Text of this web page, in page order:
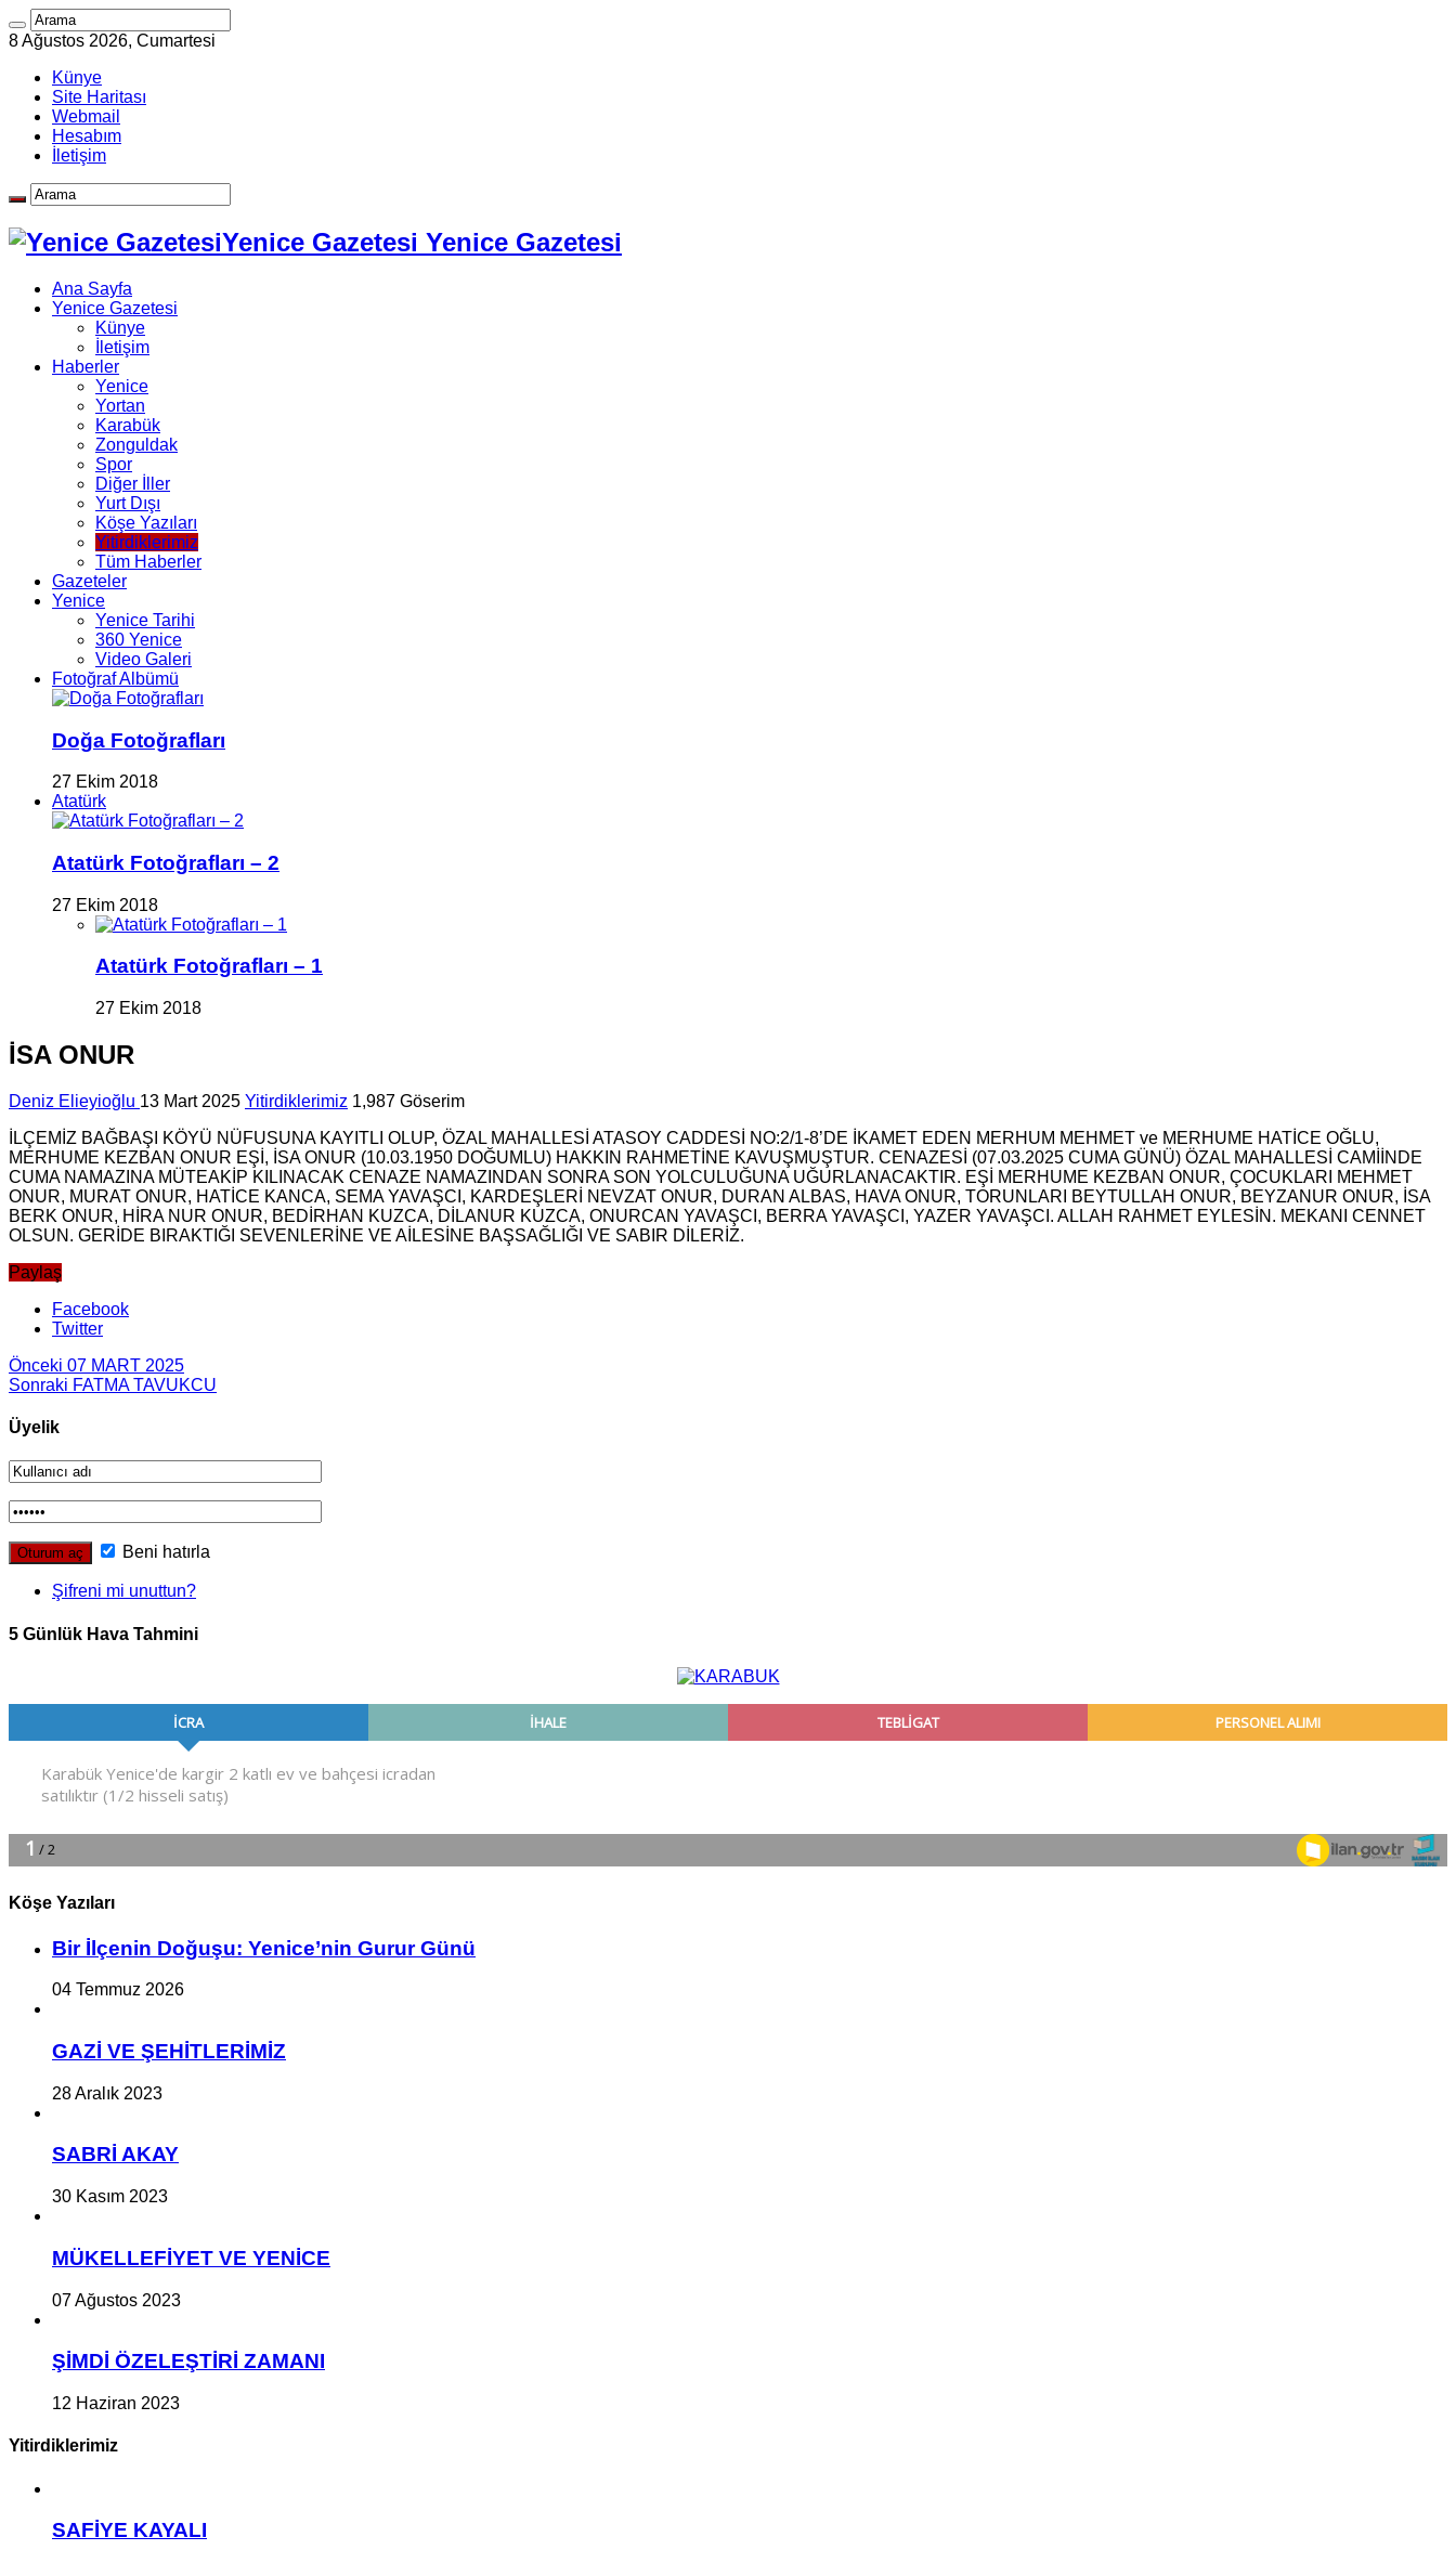
8 Ağustos 2026, Cumartesi
Künye
Site Haritası
Webmail
Hesabım
İletişim
Yenice Gazetesi Yenice Gazetesi
Ana Sayfa
Yenice Gazetesi
Künye
İletişim
Haberler
Yenice
Yortan
Karabük
Zonguldak
Spor
Diğer İller
Yurt Dışı
Köşe Yazıları
Yitirdiklerimiz
Tüm Haberler
Gazeteler
Yenice
Yenice Tarihi
360 Yenice
Video Galeri
Fotoğraf Albümü
Doğa Fotoğrafları
27 Ekim 2018
Atatürk
Atatürk Fotoğrafları – 2
27 Ekim 2018
Atatürk Fotoğrafları – 1
27 Ekim 2018
İSA ONUR
Deniz Elieyioğlu 13 Mart 2025 Yitirdiklerimiz 1,987 Göserim
İLÇEMİZ BAĞBAŞI KÖYÜ NÜFUSUNA KAYITLI OLUP, ÖZAL MAHALLESİ ATASOY CADDESİ NO:2/1-8’DE İKAMET EDEN MERHUM MEHMET ve MERHUME HATİCE OĞLU,
MERHUME KEZBAN ONUR EŞİ, İSA ONUR (10.03.1950 DOĞUMLU) HAKKIN RAHMETİNE KAVUŞMUŞTUR. CENAZESİ (07.03.2025 CUMA GÜNÜ) ÖZAL MAHALLESİ CAMİİNDE
CUMA NAMAZINA MÜTEAKİP KILINACAK CENAZE NAMAZINDAN SONRA SON YOLCULUĞUNA UĞURLANACAKTIR. EŞİ MERHUME KEZBAN ONUR, ÇOCUKLARI MEHMET
ONUR, MURAT ONUR, HATİCE KANCA, SEMA YAVAŞCI, KARDEŞLERİ NEVZAT ONUR, DURAN ALBAS, HAVA ONUR, TORUNLARI BEYTULLAH ONUR, BEYZANUR ONUR, İSA
BERK ONUR, HİRA NUR ONUR, BEDİRHAN KUZCA, DİLANUR KUZCA, ONURCAN YAVAŞCI, BERRA YAVAŞCI, YAZER YAVAŞCI. ALLAH RAHMET EYLESİN. MEKANI CENNET
OLSUN. GERİDE BIRAKTIĞI SEVENLERİNE VE AİLESİNE BAŞSAĞLIĞI VE SABIR DİLERİZ.
Paylaş
Facebook
Twitter
Önceki 07 MART 2025
Sonraki FATMA TAVUKCU
Üyelik
Beni hatırla
Şifreni mi unuttun?
5 Günlük Hava Tahmini
Köşe Yazıları
Bir İlçe­nin Do­ğu­şu: Ye­ni­ce’nin Gurur Günü
04 Temmuz 2026
GAZİ VE ŞEHİTLERİMİZ
28 Aralık 2023
SABRİ AKAY
30 Kasım 2023
MÜKELLEFİYET VE YENİCE
07 Ağustos 2023
ŞİMDİ ÖZELEŞTİRİ ZAMANI
12 Haziran 2023
Yitirdiklerimiz
SAFİYE KAYALI